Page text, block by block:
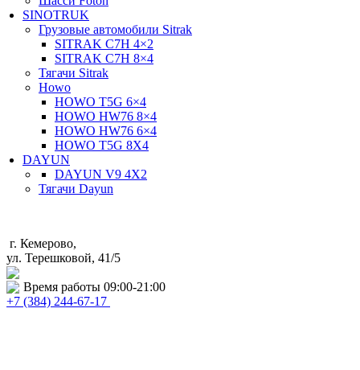
SINOTRUK
Грузовые автомобили Sitrak
SITRAK C7H 4×2
SITRAK C7H 8×4
Тягачи Sitrak
Howo
HOWO T5G 6×4
HOWO HW76 8×4
HOWO HW76 6×4
HOWO T5G 8X4
DAYUN
DAYUN V9 4X2
Тягачи Dayun
г. Кемерово,
ул. Терешковой, 41/5
Время работы 09:00-21:00
+7 (384) 244-67-17